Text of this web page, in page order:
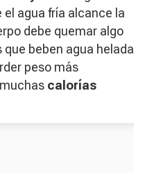
agua fría alcance la
debe quemar algo
que beben agua helada
peso más
calorías